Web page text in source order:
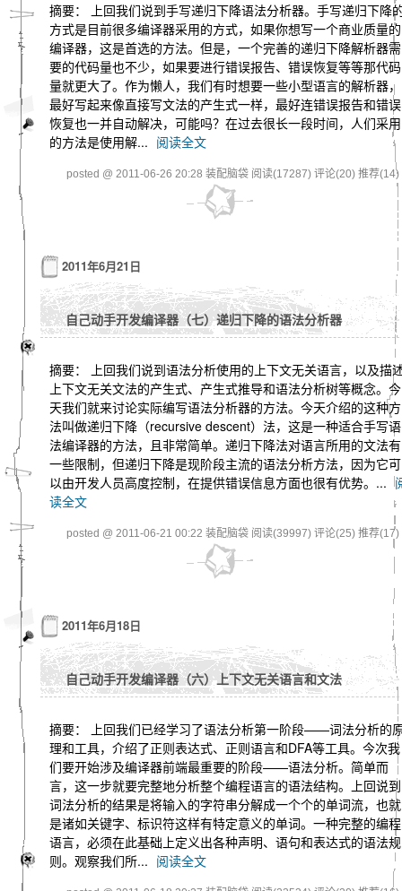
摘要： 上回我们说到手写递归下降语法分析器。手写递归下降
方式是目前很多编译器采用的方式，如果你想写一个商业质量的
编译器，这是首选的方法。但是，一个完善的递归下降解析器需
要的代码量也不少，如果要进行错误报告、错误恢复等等那代码
量就更大了。作为懒人，我们有时想要一些小型语言的解析器，
最好写起来像直接写文法的产生式一样，最好连错误报告和错误
恢复也一并自动解决，可能吗？在过去很长一段时间，人们采用
的方法是使用解... 阅读全文
posted @ 2011-06-26 20:28 装配脑袋 阅读(17287) 评论(20) 推荐(14)
2011年6月21日
自己动手开发编译器（七）递归下降的语法分析器
摘要： 上回我们说到语法分析使用的上下文无关语言，以及描
上下文无关文法的产生式、产生式推导和语法分析树等概念。今
天我们就来讨论实际编写语法分析器的方法。今天介绍的这种方
法叫做递归下降（recursive descent）法，这是一种适合手写语
法编译器的方法，且非常简单。递归下降法对语言所用的文法有
一些限制，但递归下降是现阶段主流的语法分析方法，因为它可
以由开发人员高度控制，在提供错误信息方面也很有优势。...
读全文
posted @ 2011-06-21 00:22 装配脑袋 阅读(39997) 评论(25) 推荐(17)
2011年6月18日
自己动手开发编译器（六）上下文无关语言和文法
摘要： 上回我们已经学习了语法分析第一阶段——词法分析的
理和工具，介绍了正则表达式、正则语言和DFA等工具。今次我
们要开始涉及编译器前端最重要的阶段——语法分析。简单而
言，这一步就要完整地分析整个编程语言的语法结构。上回说到
词法分析的结果是将输入的字符串分解成一个个的单词流，也就
是诸如关键字、标识符这样有特定意义的单词。一种完整的编程
语言，必须在此基础上定义出各种声明、语句和表达式的语法规
则。观察我们所... 阅读全文